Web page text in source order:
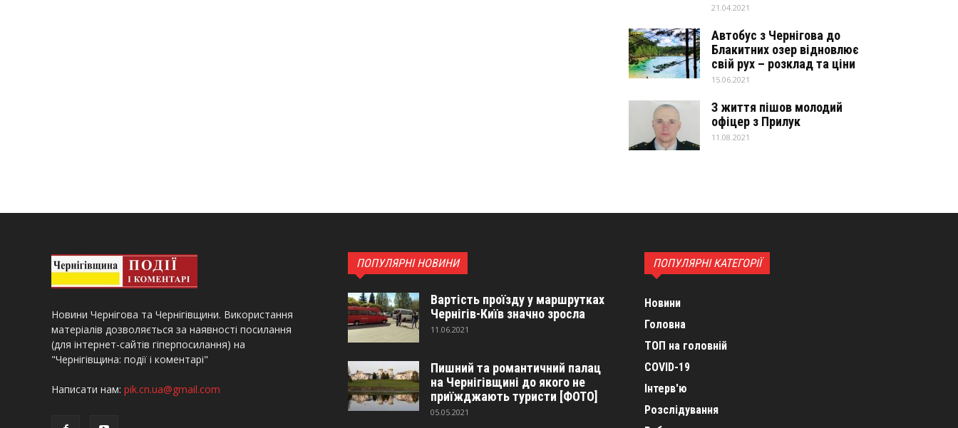
21.04.2021
Автобус з Чернігова до
Блакитних озер відновлює
свій рух – розклад та ціни
15.06.2021
З життя пішов молодий
офіцер з Прилук
11.08.2021
Новини Чернігова та Чернігівщини. Використання
матеріалів дозволяється за наявності посилання
(для інтернет-сайтів гіперпосилання) на
"Чернігівщина: події і коментарі"
Написати нам: pik.cn.ua@gmail.com
ПОПУЛЯРНІ НОВИНИ
Вартість проїзду у маршрутках
Чернігів-Київ значно зросла
11.06.2021
Пишний та романтичний палац
на Чернігівщині до якого не
приїжджають туристи [ФОТО]
05.05.2021
ПОПУЛЯРНІ КАТЕГОРІЇ
Новини
Головна
ТОП на головній
COVID-19
Інтерв'ю
Розслідування